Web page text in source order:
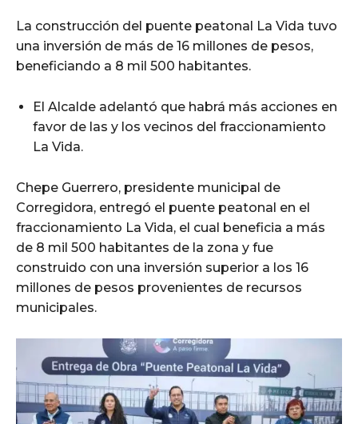
La construcción del puente peatonal La Vida tuvo
una inversión de más de 16 millones de pesos,
beneficiando a 8 mil 500 habitantes.
El Alcalde adelantó que habrá más acciones en
favor de las y los vecinos del fraccionamiento
La Vida.
Chepe Guerrero, presidente municipal de
Corregidora, entregó el puente peatonal en el
fraccionamiento La Vida, el cual beneficia a más
de 8 mil 500 habitantes de la zona y fue
construido con una inversión superior a los 16
millones de pesos provenientes de recursos
municipales.